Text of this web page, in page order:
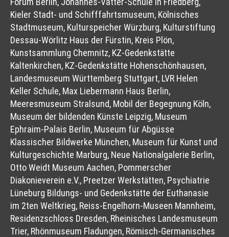
Kieler Stadt- und Schifffahrtsmuseum, Kölnisches
Stadtmuseum, Kulturspeicher Würzburg, Kulturstiftung
Dessau-Wörlitz Haus der Fürstin, Kreis Plön,
Kunstsammlung Chemnitz, KZ-Gedenkstätte
Kaltenkirchen, KZ-Gedenkstätte Hohenschönhausen,
Landesmuseum Württemberg Stuttgart, LVR Helen
Keller Schule, Max Liebermann Haus Berlin,
Meeresmuseum Stralsund, Mobil der Begegnung Köln,
Museum der bildenden Künste Leipzig, Museum
Ephraim-Palais Berlin, Museum für Abgüsse
Klassischer Bildwerke München, Museum für Kunst und
Kulturgeschichte Marburg, Neue Nationalgalerie Berlin,
Otto Weidt Museum Aachen, Pommerscher
Diakonieverein e.V., Preetzer Werkstätten, Psychiatrie
Lüneburg Bildungs- und Gedenkstätte der Euthanasie
im 2ten Weltkrieg, Reiss-Engelhorn-Museen Mannheim,
Residenzschloss Dresden, Rheinisches Landesmuseum
Trier, Rhönmuseum Fladungen, Römisch-Germanisches